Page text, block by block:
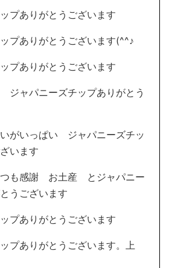
プありがとうございます
プありがとうございます(^^♪
プありがとうございます
ジャパニーズチップありがとう
がいっぱい ジャパニーズチッ
います
つも感謝 お土産 とジャパニー
うございます
プありがとうございます
プありがとうございます。上